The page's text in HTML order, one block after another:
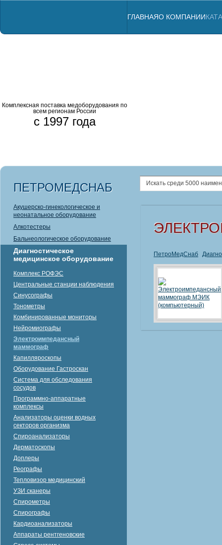
Комплексная поставка медоборудования по
всем регионам России
с 1997 года
ГЛАВНАЯО КОМПАНИИ
ПЕТРОМЕДСНАБ
Акушерско-гинекологическое и
неонатальное оборудование
Алкотестеры
Бальнеологическое оборудование
Диагностическое
медицинское оборудование
Комплекс РОФЭС
Центральные станции наблюдения
Синусографы
Тонометры
Комбинированные мониторы
Нейромиографы
Электроимпедансный
маммограф
Капилляроскопы
Оборудование Гастроскан
Система для обследования
сосудов
Программно-аппаратные
комплексы
Анализаторы оценки водных
секторов организма
Спироанализаторы
Дерматоскопы
Доплеры
Реографы
Тепловизор медицинский
УЗИ сканеры
Спирометры
Спирографы
Кардиоанализаторы
Аппараты рентгеновские
ПетроМедСнаб